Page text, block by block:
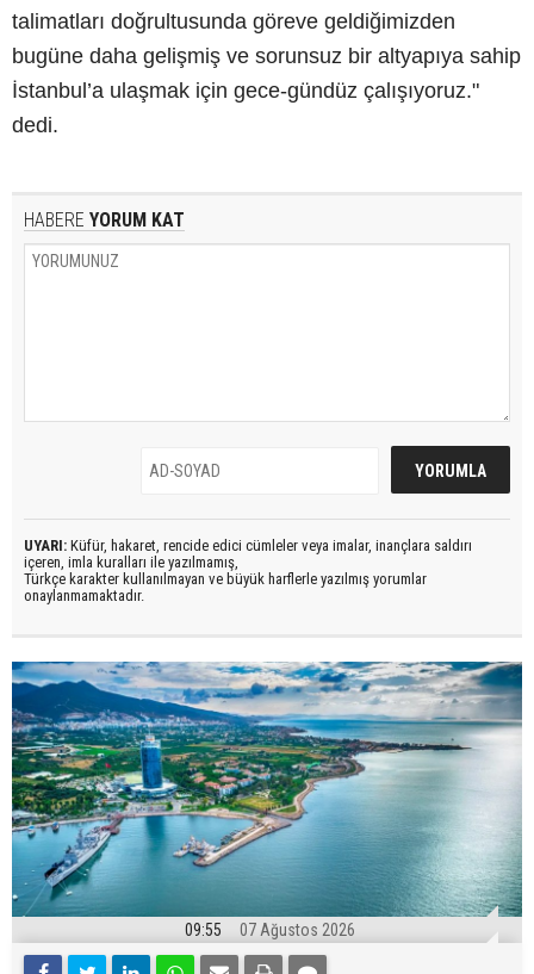
talimatları doğrultusunda göreve geldiğimizden
bugüne daha gelişmiş ve sorunsuz bir altyapıya sahip
İstanbul’a ulaşmak için gece-gündüz çalışıyoruz."
dedi.
HABERE YORUM KAT
UYARI: Küfür, hakaret, rencide edici cümleler veya imalar, inançlara saldırı
içeren, imla kuralları ile yazılmamış,
Türkçe karakter kullanılmayan ve büyük harflerle yazılmış yorumlar
onaylanmamaktadır.
09:55 07 Ağustos 2026